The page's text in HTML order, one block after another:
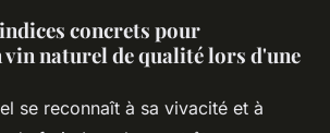
concrets pour
naturel de qualité lors d'une
se reconnaît à sa vivacité et à